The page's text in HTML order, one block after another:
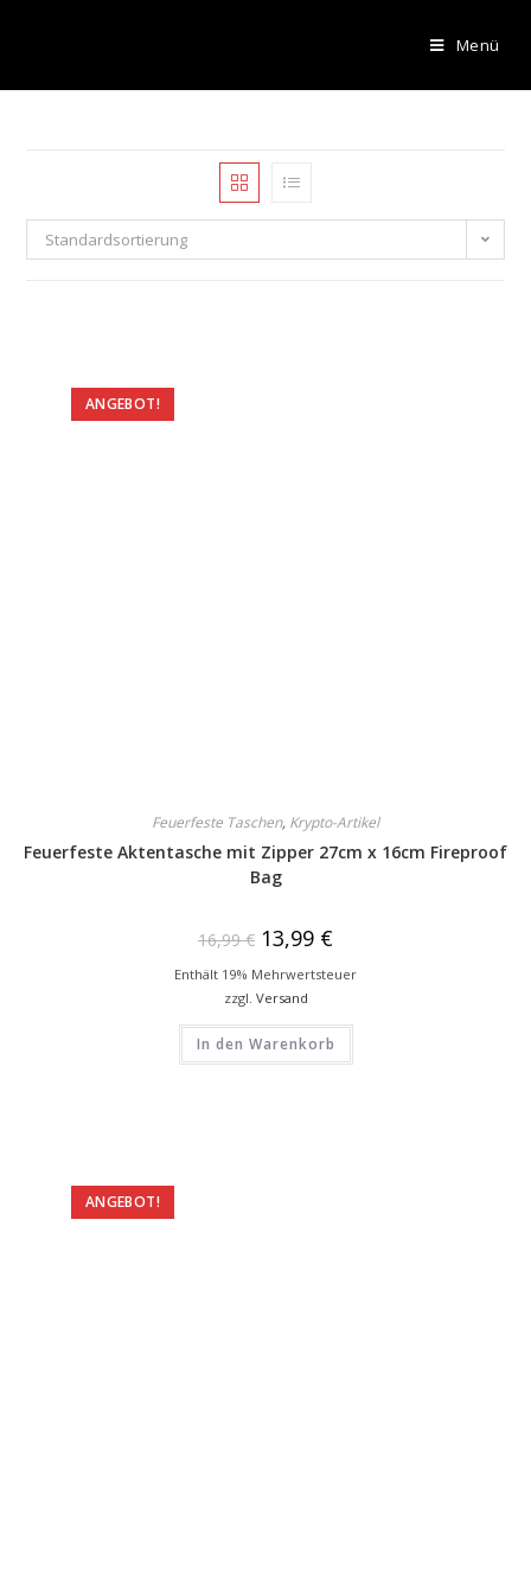
Menü
Standardsortierung
ANGEBOT!
Feuerfeste Taschen, Krypto-Artikel
Feuerfeste Aktentasche mit Zipper 27cm x 16cm Fireproof
Bag
16,99€ 13,99 €
Enthält 19% Mehrwertsteuer
zzgl. Versand
In den Warenkorb
ANGEBOT!